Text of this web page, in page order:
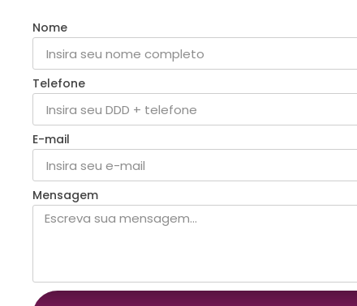
Nome
Telefone
E-mail
Mensagem